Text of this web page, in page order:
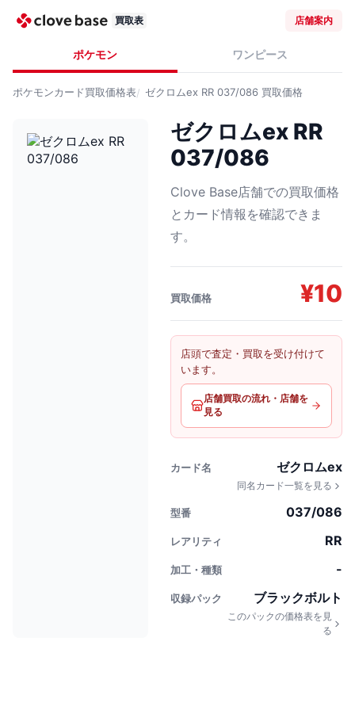
買取表 店舗案内
ポケモン ワンピース
ポケモンカード買取価格表 ゼクロムex RR 037/086 買取価格
ゼクロムex RR
037/086
Clove Base店舗での買取価格
とカード情報を確認できま
す。
買取価格 ¥10
店頭で査定・買取を受け付けて
います。
店舗買取の流れ・店舗を
見る
カード名 ゼクロムex
同名カード一覧を見る
型番 037/086
レアリティ RR
加工・種類 -
収録パック ブラックボルト
このパックの価格表を見
る